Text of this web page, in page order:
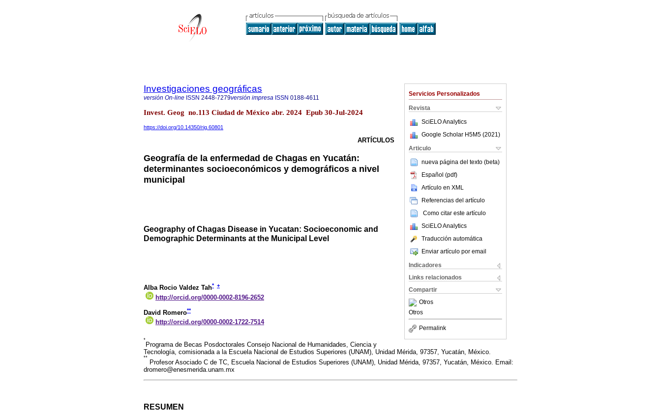
Servicios Personalizados
Revista
SciELO Analytics
Google Scholar H5M5 (2021 )
Articulo
nueva página del texto (beta)
Español (pdf)
Artículo en XML
Referencias del artículo
Como citar este artículo
SciELO Analytics
Traducción automática
Enviar artículo por email
Indicadores
Links relacionados
Compartir
Otros
Otros
Permalink
Investigaciones geográficas
versión On-line ISSN 2448-7279versión impresa ISSN 0188-4611
Invest. Geog no.113 Ciudad de México abr. 2024 Epub 30-Jul-2024
https://doi.org/10.14350/rig.60801
ARTÍCULOS
Geografía de la enfermedad de Chagas en Yucatán:
determinantes socioeconómicos y demográficos a nivel
municipal
Geography of Chagas Disease in Yucatan: Socioeconomic and
Demographic Determinants at the Municipal Level
Alba Rocio Valdez Tah* +
http://orcid.org/0000-0002-8196-2652
David Romero**
http://orcid.org/0000-0002-1722-7514
*
Programa de Becas Posdoctorales Consejo Nacional de Humanidades, Ciencia y
Tecnología, comisionada a la Escuela Nacional de Estudios Superiores (UNAM), Unidad Mérida, 97357, Yucatán, México.
**
Profesor Asociado C de TC, Escuela Nacional de Estudios Superiores (UNAM), Unidad Mérida, 97357, Yucatán, México. Email:
dromero@enesmerida.unam.mx
RESUMEN